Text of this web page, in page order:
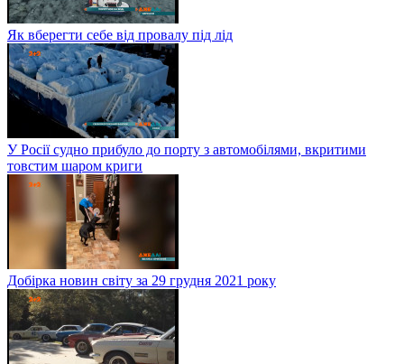
Як вберегти себе від провалу під лід
У Росії судно прибуло до порту з автомобілями, вкритими
товстим шаром криги
Добірка новин світу за 29 грудня 2021 року